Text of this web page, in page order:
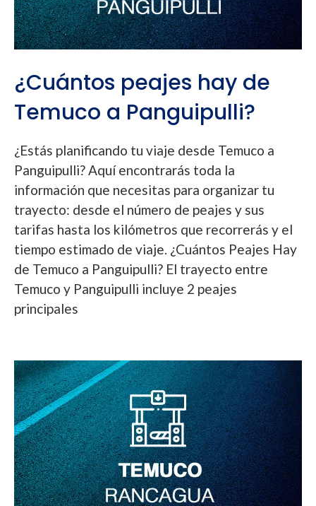
¿Cuántos peajes hay de
Temuco a Panguipulli?
¿Estás planificando tu viaje desde Temuco a
Panguipulli? Aquí encontrarás toda la
información que necesitas para organizar tu
trayecto: desde el número de peajes y sus
tarifas hasta los kilómetros que recorrerás y el
tiempo estimado de viaje. ¿Cuántos Peajes Hay
de Temuco a Panguipulli? El trayecto entre
Temuco y Panguipulli incluye 2 peajes
principales